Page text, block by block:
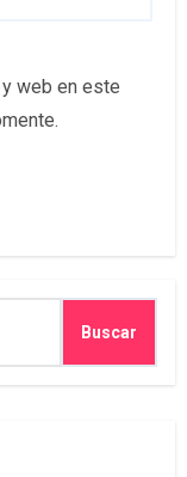
web en este